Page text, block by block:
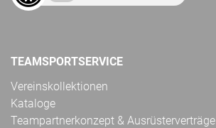
TEAMSPORTSERVICE
Vereinskollektionen
Kataloge
Teampartnerkonzept & Ausrüsterverträge